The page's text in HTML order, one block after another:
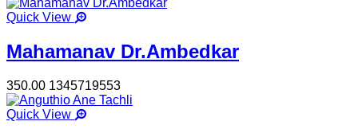
Quick View
Mahamanav Dr.Ambedkar
350.00 1345719553
Quick View